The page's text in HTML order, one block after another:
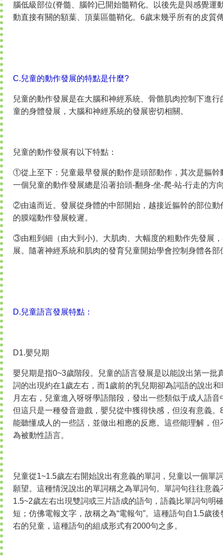
腦低級部位(脊髓、腦幹)已開始髓鞘化。以後先是與感覺運
動直接有關的額葉、頂葉區髓鞘化。6歲末幾乎所有的皮質
C.兒童的動作發展的特點是什麼?
兒童的動作發展是在大腦和神經系統、骨骼肌肉控制下進
童的身體發展，大腦和神經系統的發展密切相關。
兒童的動作發展有以下特點：
①從上至下：兒童最早發展的動作是頭部動作，其次是軀幹
一個兒童的動作發展總是沿著抬頭-翻身-坐-爬-站-行走的方
②由遠而近。發展從身體的中部開始，越接近軀幹的部位動
的膜端動作發展較遲。
③由粗到細（由大到小)。大肌肉、大幅度的粗動作先發展
展。隨著神經系統和肌肉的發育兒童開始學會控制身體各
D.兒童語言發展特點：
D1.嬰兒期
嬰兒期是指0~3歲階段。兒童的語言發展是以能說出第一批
詞的出現約在1歲左右，而1歲前的乳兒期卻為詞語的說出
月左右，兒童進入呀呀學語階段，發出一些類似于成人語
但這只是一種發音遊戲，嬰兒從中獲得快感，但沒有意義
能聽懂成人的一些話，並做出相應的反應。這些能理解，
為被動性語言。
兒童從1~1.5歲左右開始說出有意義的單詞，兒童以一個單
願望。這種情況說出的單詞稱之為單詞句。單詞句往往意
1.5~2歲左右出現雙詞或三片語成的語句，語義比單詞句明
短；仿佛電報文字，故稱之為“電報句”。這種語句自1.5歲
右的兒童，這種語句的組成形式有2000句之多。